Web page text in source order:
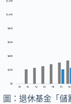
圖：退休基金「儲